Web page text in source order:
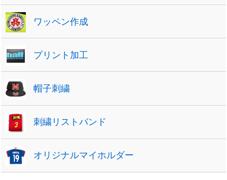
ワッペン作成
プリント加工
帽子刺繍
刺繍リストバンド
オリジナルマイホルダー